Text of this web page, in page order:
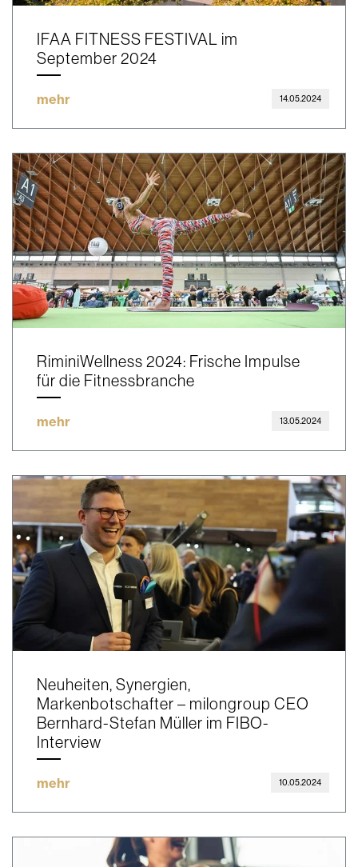
IFAA FITNESS FESTIVAL im
September 2024
mehr 14.05.2024
RiminiWellness 2024: Frische Impulse
für die Fitnessbranche
mehr 13.05.2024
Neuheiten, Synergien,
Markenbotschafter – milongroup CEO
Bernhard-Stefan Müller im FIBO-
Interview
mehr 10.05.2024